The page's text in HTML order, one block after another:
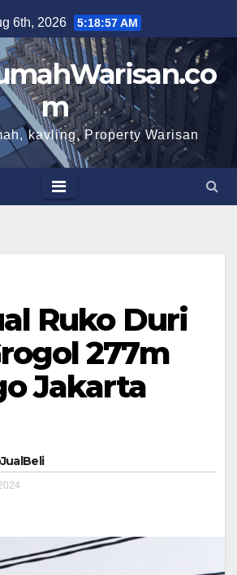
6th, 2026 5:18:58 AM
m
kavling, Property Warisan
Ruko Duri
277m
Jakarta